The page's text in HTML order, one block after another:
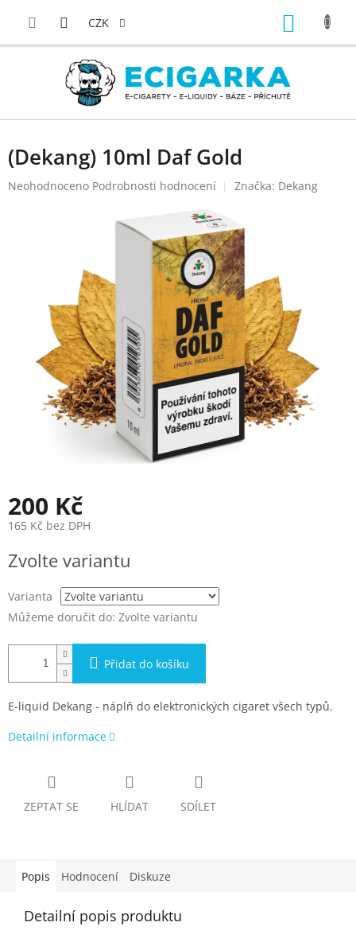
CZK
(Dekang) 10ml Daf Gold
Průměrné
Neohodnoceno Podrobnosti hodnocení Značka: Dekang
200 Kč
165 Kč bez DPH
cena:
Zvolte variantu
Varianta
Můžeme doručit do: Zvolte variantu
Přidat do košíku
E-liquid Dekang - náplň do elektronických cigaret všech typů.
Detailní informace
ZEPTAT SE HLÍDAT SDÍLET
Popis Hodnocení Diskuze
Detailní popis produktu